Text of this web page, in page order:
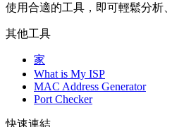
使用合適的工具，即可輕鬆分析
其他工具
家
What is My ISP
MAC Address Generator
Port Checker
快速連結